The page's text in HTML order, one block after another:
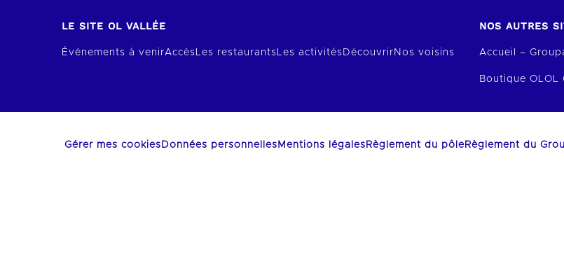
LE SITE OL VALLÉE
Événements à venirAccès Les restaurants Les activités Découvrir Nos voisins
NOS AUTRES
Accueil –
Boutique OL OL
Gérer mes cookies Données personnelles Mentions légales Règlement du pôleRèglement du